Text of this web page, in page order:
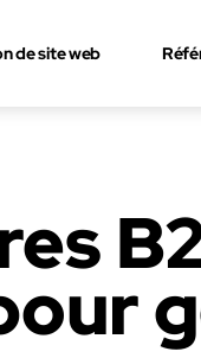
de site web